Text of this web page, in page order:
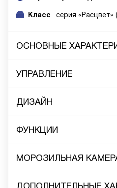
Класс cерия «Расцвет»
ОСНОВНЫЕ
УПРАВЛЕНИЕ
ДИЗАЙН
ФУНКЦИИ
МОРОЗИЛЬНАЯ
ДОПОЛНИТЕЛЬНЫЕ